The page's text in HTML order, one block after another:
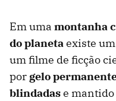
Em uma montanha
do planetaexiste
um filme de ficção
por gelo
blindadase mantido